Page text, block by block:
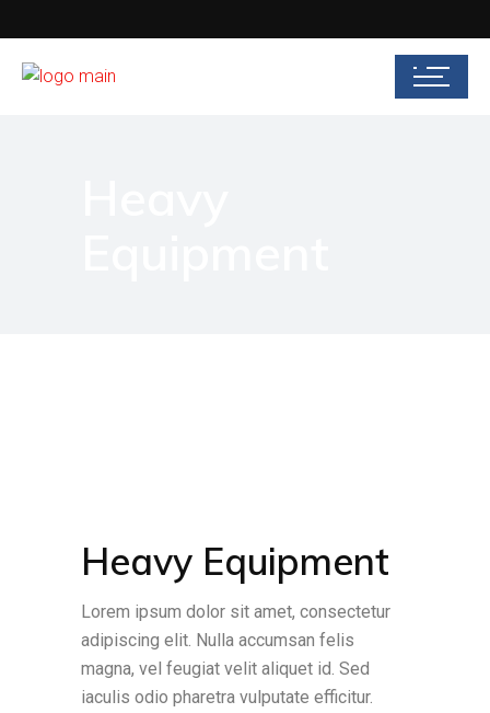
Heavy Equipment
Lorem ipsum dolor sit amet, consectetur
adipiscing elit. Nulla accumsan felis
magna, vel feugiat velit aliquet id. Sed
iaculis odio pharetra vulputate efficitur.